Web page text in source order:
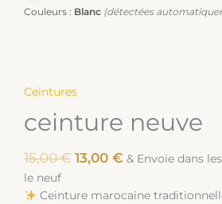
Couleurs : Blanc (détectées
Ceintures
ceinture neuve
15,00€ 13,00 € & Envoie dans
le neuf
Ceinture marocaine